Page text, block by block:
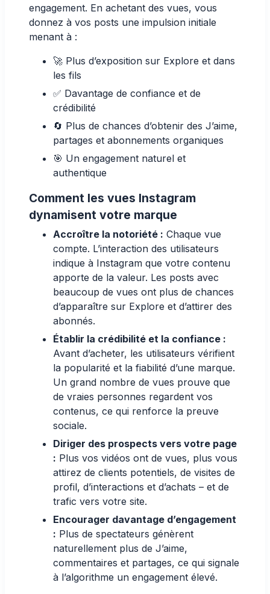
engagement. En achetant des vues, vous
donnez à vos posts une impulsion initiale
menant à :
🚀 Plus d’exposition sur Explore et dans
les fils
✅ Davantage de confiance et de
crédibilité
🔄 Plus de chances d’obtenir des J’aime,
partages et abonnements organiques
🎯 Un engagement naturel et
authentique
Comment les vues Instagram
dynamisent votre marque
Accroître la notoriété : Chaque vue
compte. L’interaction des utilisateurs
indique à Instagram que votre contenu
apporte de la valeur. Les posts avec
beaucoup de vues ont plus de chances
d’apparaître sur Explore et d’attirer des
abonnés.
Établir la crédibilité et la confiance :
Avant d’acheter, les utilisateurs vérifient
la popularité et la fiabilité d’une marque.
Un grand nombre de vues prouve que
de vraies personnes regardent vos
contenus, ce qui renforce la preuve
sociale.
Diriger des prospects vers votre page
: Plus vos vidéos ont de vues, plus vous
attirez de clients potentiels, de visites de
profil, d’interactions et d’achats – et de
trafic vers votre site.
Encourager davantage d’engagement
: Plus de spectateurs génèrent
naturellement plus de J’aime,
commentaires et partages, ce qui signale
à l’algorithme un engagement élevé.